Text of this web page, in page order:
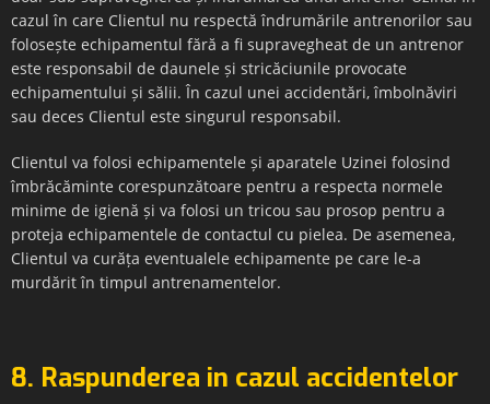
cazul în care Clientul nu respectă îndrumările antrenorilor sau
folosește echipamentul fără a fi supravegheat de un antrenor
este responsabil de daunele și stricăciunile provocate
echipamentului și sălii. În cazul unei accidentări, îmbolnăviri
sau deces Clientul este singurul responsabil.
Clientul va folosi echipamentele și aparatele Uzinei folosind
îmbrăcăminte corespunzătoare pentru a respecta normele
minime de igienă și va folosi un tricou sau prosop pentru a
proteja echipamentele de contactul cu pielea. De asemenea,
Clientul va curăța eventualele echipamente pe care le-a
murdărit în timpul antrenamentelor.
8. Raspunderea in cazul accidentelor